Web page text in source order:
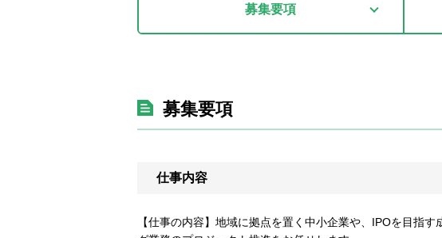
募集要項
募集要項
仕事内容
【仕事の内容】地域に拠点を置く中小企業や、IPOを目指